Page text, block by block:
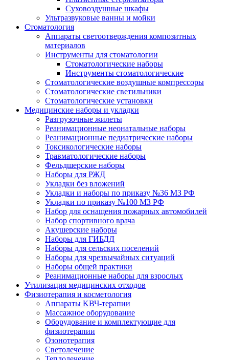
Суховоздушные шкафы
Ультразвуковые ванны и мойки
Стоматология
Аппараты светоотверждения композитных
материалов
Инструменты для стоматологии
Стоматологические наборы
Инструменты стоматологические
Стоматологические воздушные компрессоры
Стоматологические светильники
Стоматологические установки
Медицинские наборы и укладки
Разгрузочные жилеты
Реанимационные неонатальные наборы
Реанимационные педиатрические наборы
Токсикологические наборы
Травматологические наборы
Фельдшерские наборы
Наборы для РЖД
Укладки без вложений
Укладки и наборы по приказу №36 МЗ РФ
Укладки по приказу №100 МЗ РФ
Набор для оснащения пожарных автомобилей
Набор спортивного врача
Акушерские наборы
Наборы для ГИБДД
Наборы для сельских поселений
Наборы для чрезвычайных ситуаций
Наборы общей практики
Реанимационные наборы для взрослых
Утилизация медицинских отходов
Физиотерапия и косметология
Аппараты KВЧ-терапии
Массажное оборудование
Оборудование и комплектующие для
физиотерапии
Озонотерапия
Светолечение